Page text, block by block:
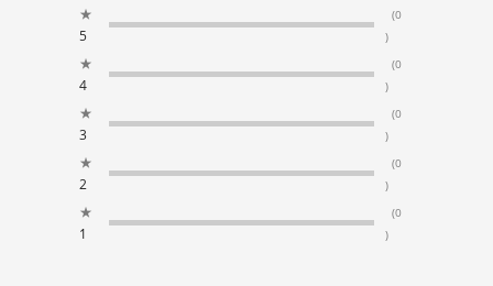
★
5
(0
)
★
4
(0
)
★
3
(0
)
★
2
(0
)
★
1
(0
)